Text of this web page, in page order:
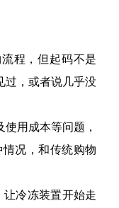
程，但起码不是
过，或者说几乎没
用成本等问题，
况，和传统购物
冷冻装置开始走